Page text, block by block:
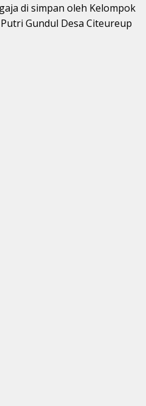
di simpan oleh Kelompok
Gundul Desa Citeureup